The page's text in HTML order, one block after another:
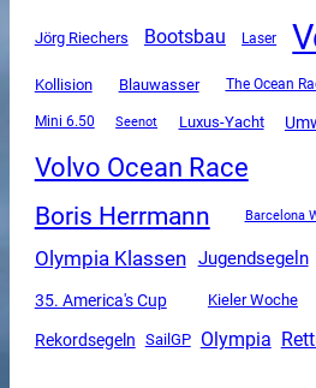
Jörg Riechers Bootsbau Laser
Kollision Blauwasser The Ocean
Mini 6.50 Seenot Luxus-Yacht
Volvo Ocean Race
Boris Herrmann Barcelona
Olympia Klassen Jugendsegeln
35. America's Cup Kieler Woche
Rekordsegeln SailGP Olympia